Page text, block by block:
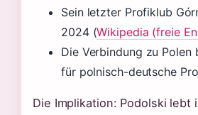
Sein letzter Profiklub
2024 (Wikipedia (freie
Die Verbindung zu
für polnisch-deutsche
Die Implikation: Podolski lebt